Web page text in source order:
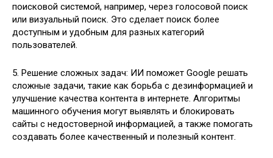
поисковой системой, например, через голосовой поиск
или визуальный поиск. Это сделает поиск более
доступным и удобным для разных категорий
пользователей.
5. Решение сложных задач: ИИ поможет Google решать
сложные задачи, такие как борьба с дезинформацией и
улучшение качества контента в интернете. Алгоритмы
машинного обучения могут выявлять и блокировать
сайты с недостоверной информацией, а также помогать
создавать более качественный и полезный контент.